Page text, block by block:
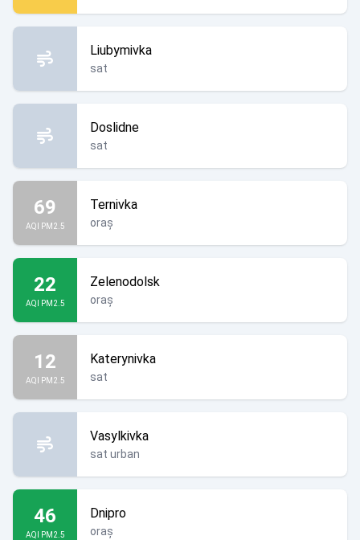
Liubymivka
sat
Doslidne
sat
69
AQI PM2.5
Ternivka
oraș
22
AQI PM2.5
Zelenodolsk
oraș
12
AQI PM2.5
Katerynivka
sat
Vasylkivka
sat urban
46
AQI PM2.5
Dnipro
oraș